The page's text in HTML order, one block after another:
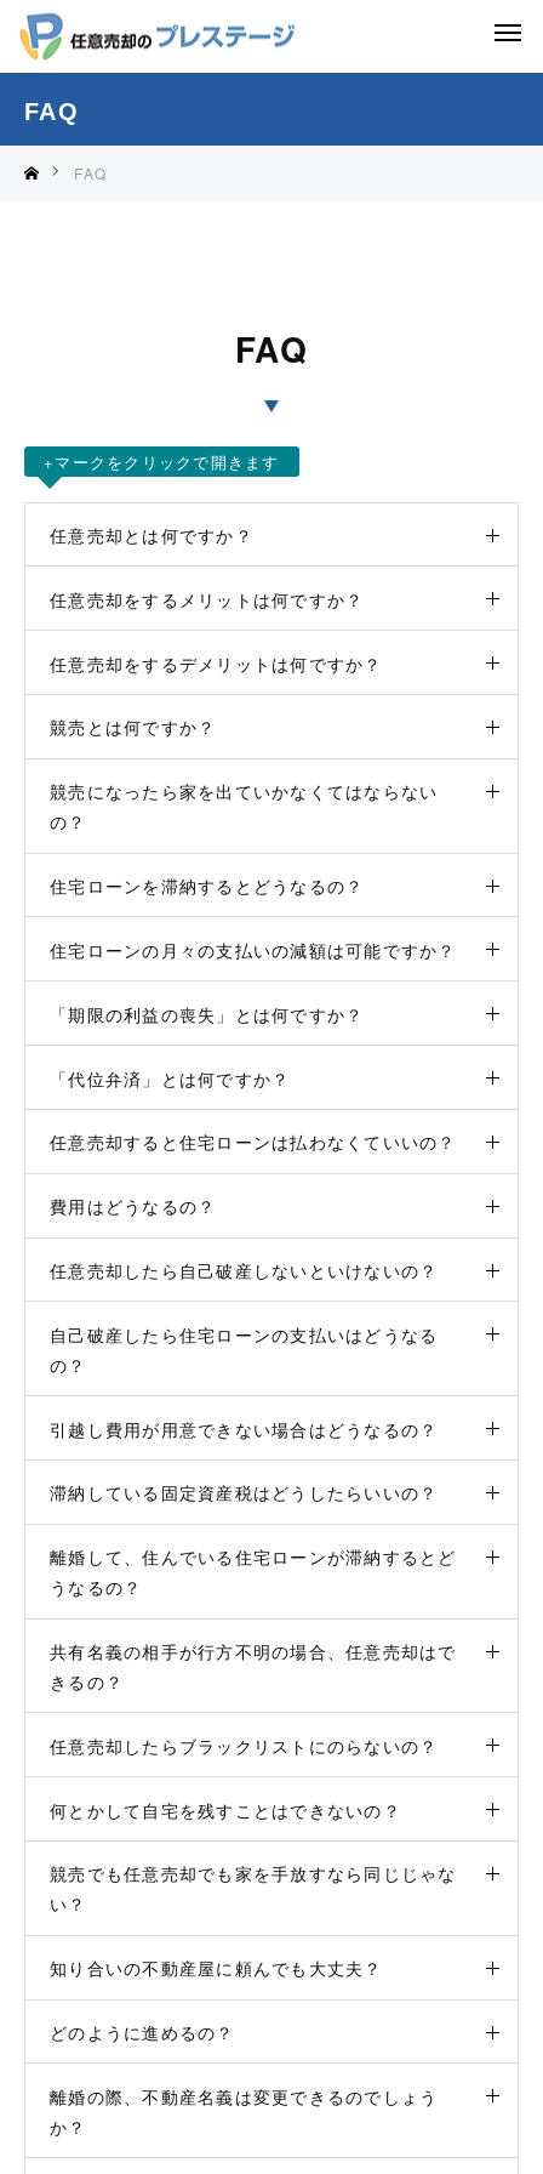
FAQ
FAQ
FAQ
+マークをクリックで開きます
任意売却とは何ですか？
任意売却をするメリットは何ですか？
任意売却をするデメリットは何ですか？
競売とは何ですか？
競売になったら家を出ていかなくてはならない
の？
住宅ローンを滞納するとどうなるの？
住宅ローンの月々の支払いの減額は可能ですか？
「期限の利益の喪失」とは何ですか？
「代位弁済」とは何ですか？
任意売却すると住宅ローンは払わなくていいの？
費用はどうなるの？
任意売却したら自己破産しないといけないの？
自己破産したら住宅ローンの支払いはどうなる
の？
引越し費用が用意できない場合はどうなるの？
滞納している固定資産税はどうしたらいいの？
離婚して、住んでいる住宅ローンが滞納するとど
うなるの？
共有名義の相手が行方不明の場合、任意売却はで
きるの？
任意売却したらブラックリストにのらないの？
何とかして自宅を残すことはできないの？
競売でも任意売却でも家を手放すなら同じじゃな
い？
知り合いの不動産屋に頼んでも大丈夫？
どのように進めるの？
離婚の際、不動産名義は変更できるのでしょう
か？